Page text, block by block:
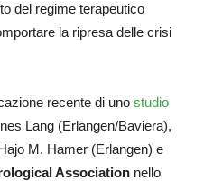
del regime terapeutico
la ripresa delle crisi
recente di uno studio
Lang (Erlangen/Baviera),
M. Hamer (Erlangen) e
Association nello